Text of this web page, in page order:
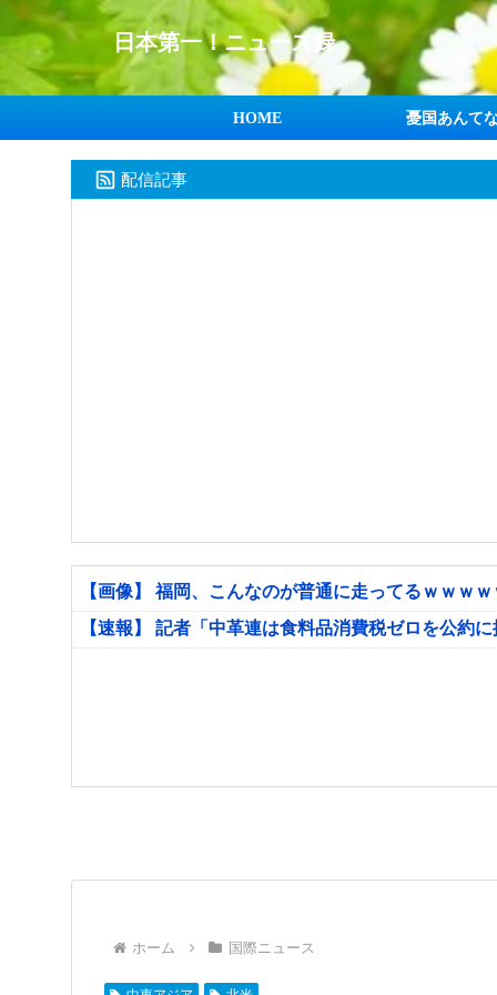
日本第一！ニュース録
HOME 憂国あんて
配信記事
【画像】 福岡、こんなのが普通に走ってるｗｗｗ
【速報】 記者「中革連は食料品消費税ゼロを公約
ホーム 国際ニュース